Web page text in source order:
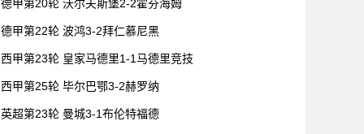
德甲第20轮 沃尔夫斯堡2-2霍芬海姆
德甲第22轮 波鸿3-2拜仁慕尼黑
西甲第23轮 皇家马德里1-1马德里竞技
西甲第25轮 毕尔巴鄂3-2赫罗纳
英超第23轮 曼城3-1布伦特福德